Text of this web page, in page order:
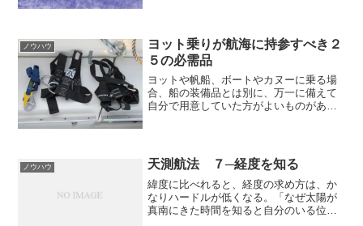
ノウハウ
ヨット乗りが航海に持参すべき２
５の必需品
ヨットや帆船、ボートやカヌーに乗る場
合、船の装備品とは別に、万一に備えて
自分で用意していた方がよいものがあり
ノウハウ 天測航法 ７─経度を知る
緯度に比べれると、経度の求め方は、か
なりハードルが低くなる。「なぜ太陽が
真南にきた時間を知ると自分のいる位置